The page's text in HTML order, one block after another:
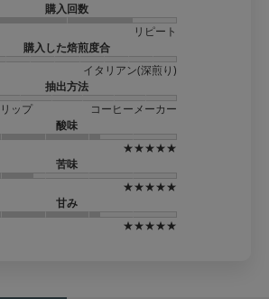
購入回数
リピート
購入した焙煎度合
イタリアン(深煎り)
抽出方法
ップ
コーヒーメーカー
酸味
★★★★★
苦味
★★★★★
甘み
★★★★★